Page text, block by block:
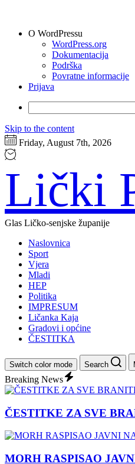
O WordPressu
WordPress.org
Dokumentacija
Podrška
Povratne informacije
Prijava
Skip to the content
Friday, August 7th, 2026
Lički
Glas Ličko-senjske županije
Naslovnica
Sport
Vjera
Mladi
HEP
Politika
IMPRESUM
Ličanka Kaja
Gradovi i općine
ČESTITKA
Switch color mode Search
Breaking News
ČESTITKE ZA SVE
MORH RASPISAO